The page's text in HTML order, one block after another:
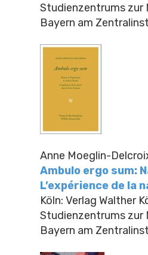
Studienzentrums zur
Bayern am
Anne Moeglin-
Ambulo ergo sum:
L’expérience de la
Köln: Verlag Walther
Studienzentrums zur
Bayern am